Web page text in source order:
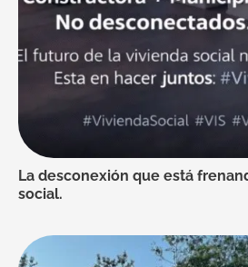
La desconexión que está
social.